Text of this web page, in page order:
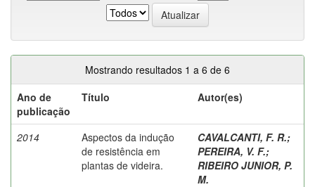
Mostrando resultados 1 a 6 de 6
Ano de
publicação
Título Autor(es)
2014
Aspectos da indução
de resistência em
plantas de videira.
CAVALCANTI, F. R.;
PEREIRA, V. F.;
RIBEIRO JUNIOR, P.
M.